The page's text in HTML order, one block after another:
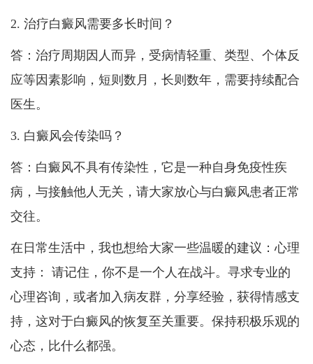
2. 治疗白癜风需要多长时间？
答：治疗周期因人而异，受病情轻重、类型、个体反
应等因素影响，短则数月，长则数年，需要持续配合
医生。
3. 白癜风会传染吗？
答：白癜风不具有传染性，它是一种自身免疫性疾
病，与接触他人无关，请大家放心与白癜风患者正常
交往。
在日常生活中，我也想给大家一些温暖的建议：心理
支持： 请记住，你不是一个人在战斗。寻求专业的
心理咨询，或者加入病友群，分享经验，获得情感支
持，这对于白癜风的恢复至关重要。保持积极乐观的
心态，比什么都强。